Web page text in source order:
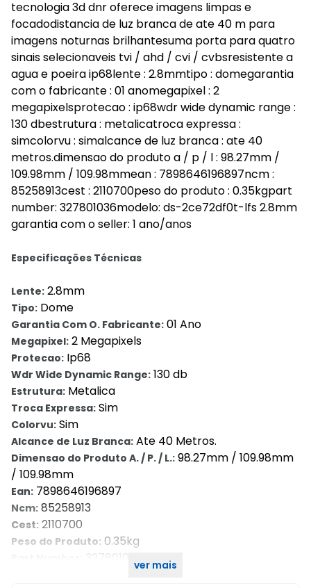
tecnologia 3d dnr oferece imagens limpas e
focadodistancia de luz branca de ate 40 m para
imagens noturnas brilhantesuma porta para quatro
sinais selecionaveis tvi / ahd / cvi / cvbsresistente a
agua e poeira ip68lente : 2.8mmtipo : domegarantia
com o fabricante : 01 anomegapixel : 2
megapixelsprotecao : ip68wdr wide dynamic range :
130 dbestrutura : metalicatroca expressa :
simcolorvu : simalcance de luz branca : ate 40
metros.dimensao do produto a / p / l : 98.27mm /
109.98mm / 109.98mmean : 7898646196897ncm :
85258913cest : 2110700peso do produto : 0.35kgpart
number: 327801036modelo: ds-2ce72df0t-lfs 2.8mm
garantia com o seller: 1 ano/anos
Especificações Técnicas
Lente: 2.8mm
Tipo: Dome
Garantia Com O. Fabricante: 01 Ano
Megapixel: 2 Megapixels
Protecao: Ip68
Wdr Wide Dynamic Range: 130 db
Estrutura: Metalica
Troca Expressa: Sim
Colorvu: Sim
Alcance de Luz Branca: Ate 40 Metros.
Dimensao do Produto A. / P. / L.: 98.27mm / 109.98mm
/ 109.98mm
Ean: 7898646196897
Ncm: 85258913
Cest: 2110700
Peso do Produto: 0.35kg
327801036ver mais